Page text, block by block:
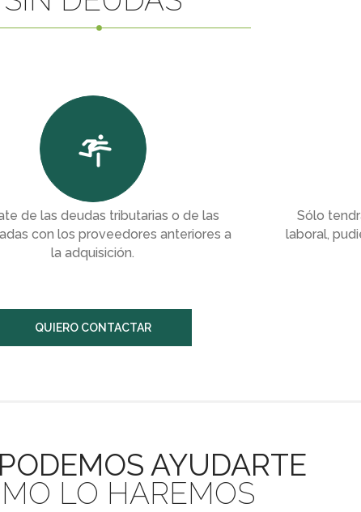
de las deudas tributarias o de las
con los proveedores anteriores a
la adquisición.
Sólo
laboral,
QUIERO CONTACTAR
AYUDARTE
LO HAREMOS